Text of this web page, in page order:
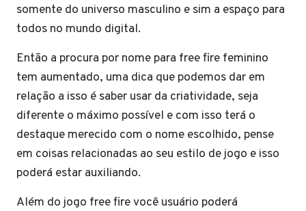
somente do universo masculino e sim a espaço para
todos no mundo digital.
Então a procura por nome para free fire feminino
tem aumentado, uma dica que podemos dar em
relação a isso é saber usar da criatividade, seja
diferente o máximo possível e com isso terá o
destaque merecido com o nome escolhido, pense
em coisas relacionadas ao seu estilo de jogo e isso
poderá estar auxiliando.
Além do jogo free fire você usuário poderá